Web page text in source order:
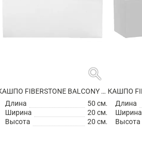
search
КАШПО FIBERSTONE BALCONY S GLOSSY WHITE
Длина
50 см.
Ширина
20 см.
Высота
20 см.
Длина
Ширина
Высота